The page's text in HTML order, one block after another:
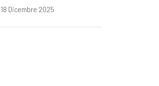
18 Dicembre 2025